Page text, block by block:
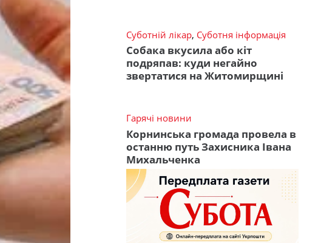
Суботній лікар, Суботня інформація
Собака вкусила або кіт
подряпав: куди негайно
звертатися на Житомирщині
Гарячі новини
Корнинська громада провела в
останню путь Захисника Івана
Михальченка